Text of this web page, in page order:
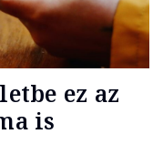
ez az
is